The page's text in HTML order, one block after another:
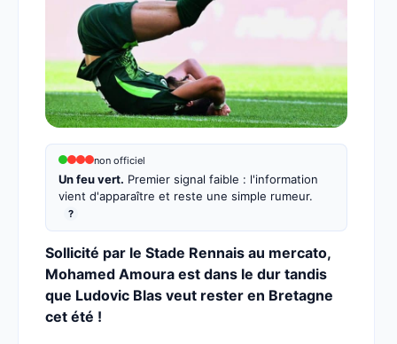
non officiel
Un feu vert. Premier signal faible : l'information
vient d'apparaître et reste une simple rumeur.
?
Sollicité par le Stade Rennais au mercato,
Mohamed Amoura est dans le dur tandis
que Ludovic Blas veut rester en Bretagne
cet été !